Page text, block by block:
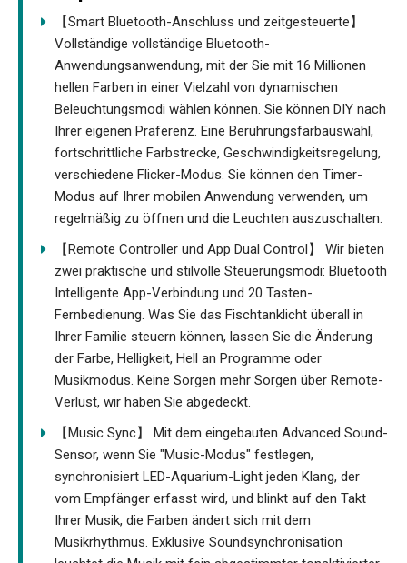
【Smart Bluetooth-Anschluss und zeitgesteuerte】
Vollständige vollständige Bluetooth-
Anwendungsanwendung, mit der Sie mit 16 Millionen
hellen Farben in einer Vielzahl von dynamischen
Beleuchtungsmodi wählen können. Sie können DIY nach
Ihrer eigenen Präferenz. Eine Berührungsfarbauswahl,
fortschrittliche Farbstrecke, Geschwindigkeitsregelung,
verschiedene Flicker-Modus. Sie können den Timer-
Modus auf Ihrer mobilen Anwendung verwenden, um
regelmäßig zu öffnen und die Leuchten auszuschalten.
【Remote Controller und App Dual Control】 Wir bieten
zwei praktische und stilvolle Steuerungsmodi: Bluetooth
Intelligente App-Verbindung und 20 Tasten-
Fernbedienung. Was Sie das Fischtanklicht überall in
Ihrer Familie steuern können, lassen Sie die Änderung
der Farbe, Helligkeit, Hell an Programme oder
Musikmodus. Keine Sorgen mehr Sorgen über Remote-
Verlust, wir haben Sie abgedeckt.
【Music Sync】 Mit dem eingebauten Advanced Sound-
Sensor, wenn Sie "Music-Modus" festlegen,
synchronisiert LED-Aquarium-Light jeden Klang, der
vom Empfänger erfasst wird, und blinkt auf den Takt
Ihrer Musik, die Farben ändert sich mit dem
Musikrhythmus. Exklusive Soundsynchronisation